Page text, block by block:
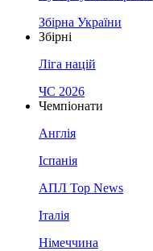
Збірна України
Збірні
Ліга націй
ЧС 2026
Чемпіонати
Англія
Іспанія
АПЛ Top News
Італія
Німеччина